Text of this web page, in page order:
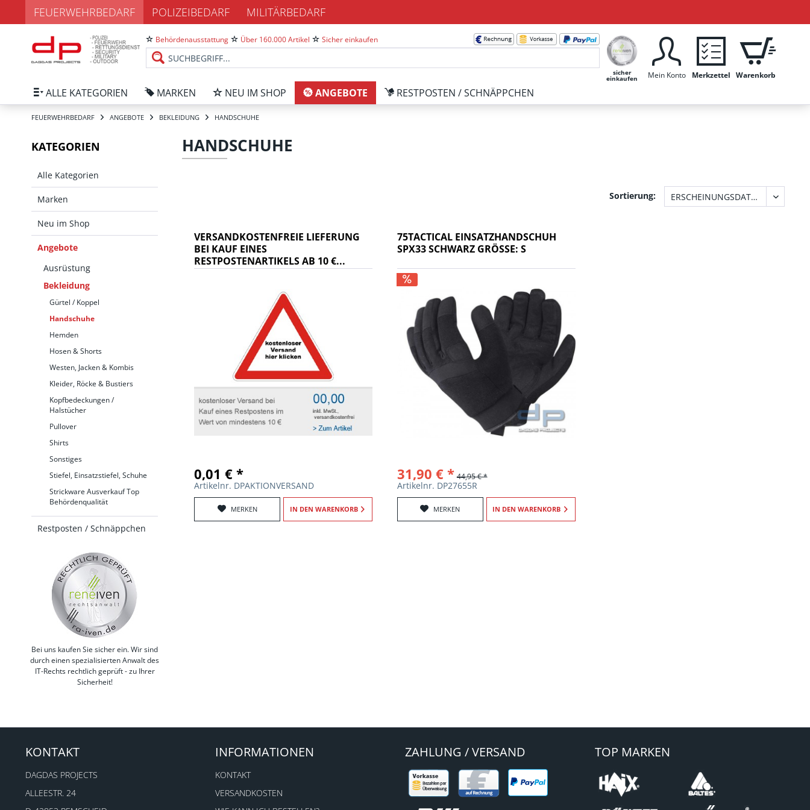
FEUERWEHRBEDARF POLIZEIBEDARF MILITÄRBEDARF
Behördenausstattung Über 160.000 Artikel Sicher einkaufen
sicher
einkaufen Mein Konto Merkzettel Warenkorb
ALLE KATEGORIEN MARKEN NEU IM SHOP ANGEBOTE RESTPOSTEN / SCHNÄPPCHEN
FEUERWEHRBEDARF ANGEBOTE BEKLEIDUNG HANDSCHUHE
KATEGORIEN
Alle Kategorien
Marken
Neu im Shop
Angebote
Ausrüstung
Bekleidung
Gürtel / Koppel
Handschuhe
Hemden
Hosen & Shorts
Westen, Jacken & Kombis
Kleider, Röcke & Bustiers
Kopfbedeckungen /
Halstücher
Pullover
Shirts
Sonstiges
Stiefel, Einsatzstiefel, Schuhe
Strickware Ausverkauf Top
Behördenqualität
Restposten / Schnäppchen
Bei uns kaufen Sie sicher ein. Wir sind
durch einen spezialisierten Anwalt des
IT-Rechts rechtlich geprüft - zu Ihrer
Sicherheit!
HANDSCHUHE
Sortierung:
VERSANDKOSTENFREIE LIEFERUNG
BEI KAUF EINES
RESTPOSTENARTIKELS AB 10 €...
0,01 € *
Artikelnr. DPAKTIONVERSAND
MERKEN IN DEN WARENKORB
75TACTICAL EINSATZHANDSCHUH
SPX33 SCHWARZ GRÖSSE: S
31,90 € * 44,95 € *
Artikelnr. DP27655R
MERKEN IN DEN WARENKORB
KONTAKT
DAGDAS PROJECTS
ALLEESTR. 24
INFORMATIONEN
KONTAKT
VERSANDKOSTEN
ZAHLUNG / VERSAND TOP MARKEN